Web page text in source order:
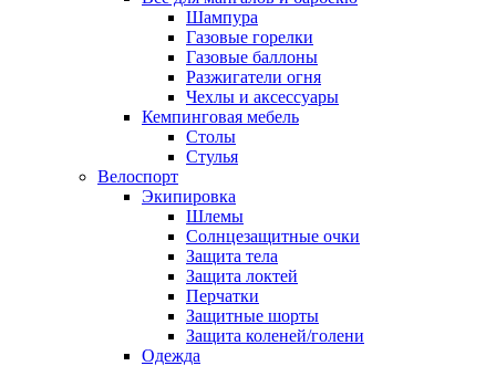
Шампура
Газовые горелки
Газовые баллоны
Разжигатели огня
Чехлы и аксессуары
Кемпинговая мебель
Столы
Стулья
Велоспорт
Экипировка
Шлемы
Солнцезащитные очки
Защита тела
Защита локтей
Перчатки
Защитные шорты
Защита коленей/голени
Одежда